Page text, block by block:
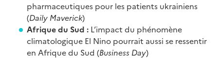
pharmaceutiques pour les patients ukrainiens
(Daily Maverick)
Afrique du Sud : L’impact du phénomène
climatologique El Nino pourrait aussi se ressentir
en Afrique du Sud (Business Day)